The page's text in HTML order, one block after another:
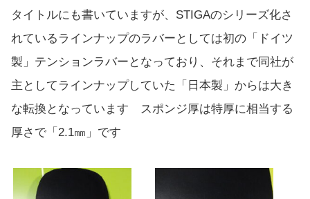
タイトルにも書いていますが、STIGAのシリーズ化さ
れているラインナップのラバーとしては初の「ドイツ
製」テンションラバーとなっており、それまで同社が
主としてラインナップしていた「日本製」からは大き
な転換となっています スポンジ厚は特厚に相当する
厚さで「2.1㎜」です